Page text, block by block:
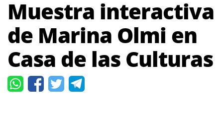
Muestra interactiva
de Marina Olmi en
Casa de las Culturas